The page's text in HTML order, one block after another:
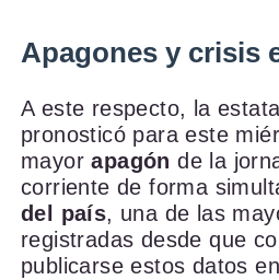
Apagones y crisis
A este respecto, la
pronosticó para este
mayorapagón de la
corriente de forma
del país, una de las
registradas desde que
publicarse estos datos